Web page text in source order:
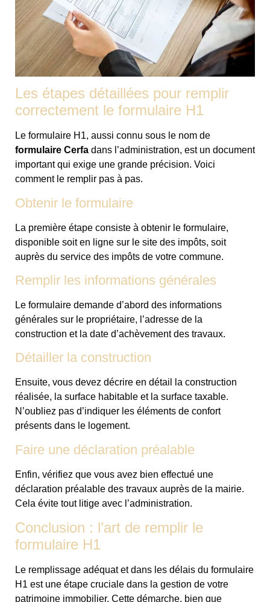
Les étapes détaillées pour remplir
correctement le formulaire H1
Le formulaire H1, aussi connu sous le nom de
formulaire Cerfa dans l’administration, est un document
important qui exige une grande précision. Voici
comment le remplir pas à pas.
Obtenir le formulaire
La première étape consiste à obtenir le formulaire,
disponible soit en ligne sur le site des impôts, soit
auprès du service des impôts de votre commune.
Remplir les informations générales
Le formulaire demande d’abord des informations
générales sur le propriétaire, l’adresse de la
construction et la date d’achèvement des travaux.
Détailler la construction
Ensuite, vous devez décrire en détail la construction
réalisée, la surface habitable et la surface taxable.
N’oubliez pas d’indiquer les éléments de confort
présents dans le logement.
Faire une déclaration préalable
Enfin, vérifiez que vous avez bien effectué une
déclaration préalable des travaux auprès de la mairie.
Cela évite tout litige avec l’administration.
Conclusion : l’art de remplir le
formulaire H1
Le remplissage adéquat et dans les délais du formulaire
H1 est une étape cruciale dans la gestion de votre
patrimoine immobilier. Cette démarche, bien que